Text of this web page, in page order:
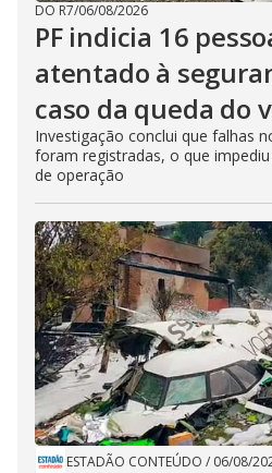
DO R7/06/08/2026
PF indicia 16
atentado à
caso da queda do
Investigação conclui que falhas
foram registradas, o que
de operação
ESTADÃO CONTEÚDO / 06/08/